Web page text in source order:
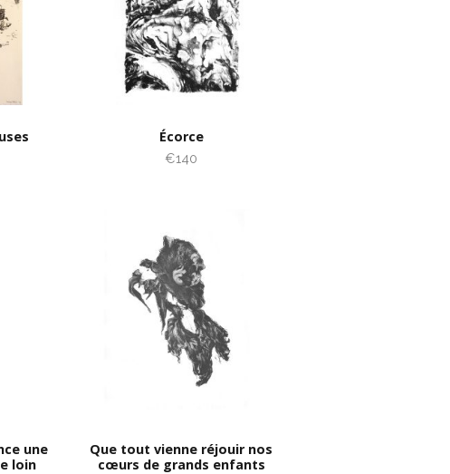
Écorce
€140
une
loin
Que tout vienne réjouir nos
cœurs de grands enfants